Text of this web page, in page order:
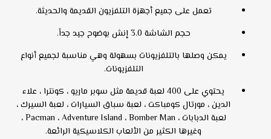
تعمل على جميع أجهزة التلفزيون القديمة والحديثة.
حجم الشاشة 3.0 إنش بوضوح جيد جداً.
يمكن وصلها بالتلفزيونات بسهولة وهي مناسبة لجميع أنواع
التلفزيونات.
يحتوي على 400 لعبة قديمة مثل سوبر ماريو ، كونترا ، علاء
الدين ، مورتال كومباكت ، لعبة سباق السيارات ، لعبة السيرك ،
لعبة الدبابات ، Pacman ، Adventure Island ، Bomber Man ،
وغيرها الكثير من الألعاب الكلاسيكية الرائعة.